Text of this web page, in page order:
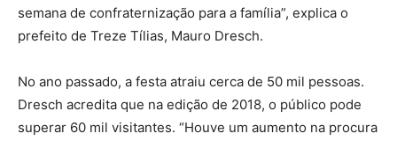
semana de confraternização para a família”, explica o
prefeito de Treze Tílias, Mauro Dresch.
No ano passado, a festa atraiu cerca de 50 mil pessoas.
Dresch acredita que na edição de 2018, o público pode
superar 60 mil visitantes. “Houve um aumento na procura